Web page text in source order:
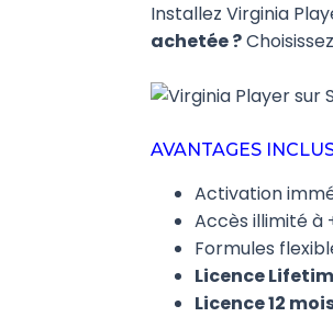
Installez Virginia
achetée ?
AVANTAGES
Activation
Accès illimité à
Formules
Licence
Licence 12 mois